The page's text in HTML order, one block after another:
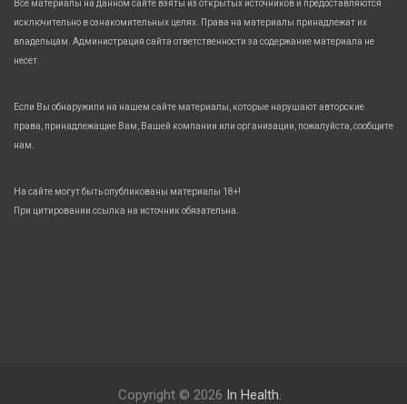
Все материалы на данном сайте взяты из открытых источников и предоставляются
исключительно в ознакомительных целях. Права на материалы принадлежат их
владельцам. Администрация сайта ответственности за содержание материала не
несет.
Если Вы обнаружили на нашем сайте материалы, которые нарушают авторские
права, принадлежащие Вам, Вашей компании или организации, пожалуйста, сообщите
нам.
На сайте могут быть опубликованы материалы 18+!
При цитировании ссылка на источник обязательна.
Copyright © 2026 In Health.